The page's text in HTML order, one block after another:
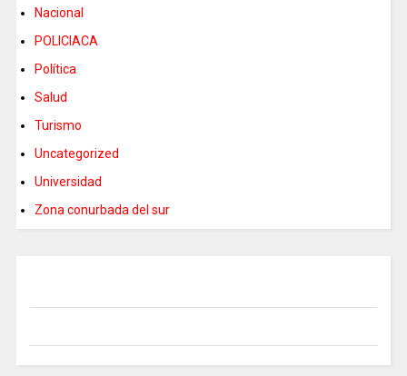
Nacional
POLICIACA
Política
Salud
Turismo
Uncategorized
Universidad
Zona conurbada del sur